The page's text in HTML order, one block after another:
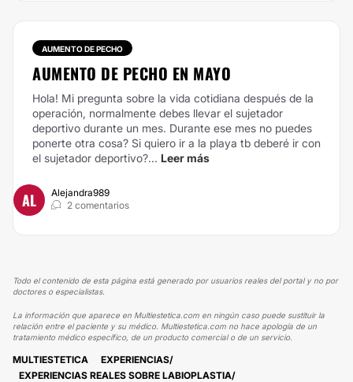
AUMENTO DE PECHO
AUMENTO DE PECHO EN MAYO
Hola! Mi pregunta sobre la vida cotidiana después de la
operación, normalmente debes llevar el sujetador
deportivo durante un mes. Durante ese mes no puedes
ponerte otra cosa? Si quiero ir a la playa tb deberé ir con
el sujetador deportivo?... Leer más
AL
Alejandra989
2 comentarios
Todo el contenido de esta página está generado por usuarios reales del portal y no por
doctores o especialistas.
La información que aparece en Multiestetica.com en ningún caso puede sustituir la
relación entre el paciente y su médico. Multiestetica.com no hace apología de un
tratamiento médico específico, de un producto comercial o de un servicio.
MULTIESTETICA
EXPERIENCIAS
EXPERIENCIAS REALES SOBRE LABIOPLASTIA